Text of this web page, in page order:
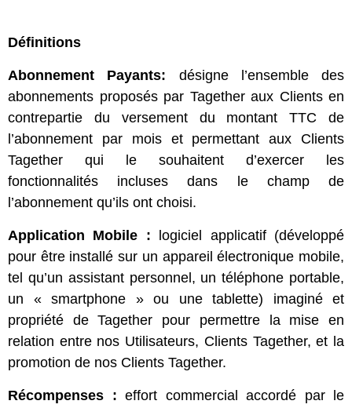
Définitions
Abonnement Payants:
désigne l’ensemble des
abonnements proposés par Tagether aux Clients en
contrepartie du versement du montant TTC de
l’abonnement par mois et permettant aux Clients
Tagether qui le souhaitent d’exercer les
fonctionnalités incluses dans le champ de
l’abonnement qu’ils ont choisi.
Application Mobile :
logiciel applicatif (développé
pour être installé sur un appareil électronique mobile,
tel qu’un assistant personnel, un téléphone portable,
un « smartphone » ou une tablette) imaginé et
propriété de Tagether pour permettre la mise en
relation entre nos Utilisateurs, Clients Tagether, et la
promotion de nos Clients Tagether.
Récompenses : effort commercial accordé par le